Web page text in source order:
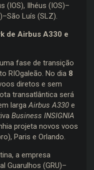
(IOS), Ilhéus (IOS)–
Luís (SLZ).
de Airbus A330 e
fase de transição
RIOgaleão. No dia 8
diretos e sem
transatlântica será
largaAirbus A330 e
Business INSIGNIA
projeta novos voos
Paris e Orlando.
a empresa
Guarulhos (GRU)–